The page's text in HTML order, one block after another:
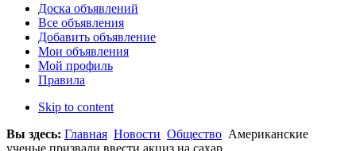
Доска объявлений
Все объявления
Добавить объявление
Мои объявления
Мой профиль
Правила
Skip to content
Вы здесь: Главная Новости Общество Американские